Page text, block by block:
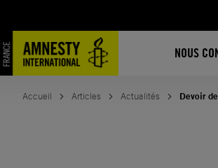
NOUS
contenu
Accueil Articles Actualités Devoir